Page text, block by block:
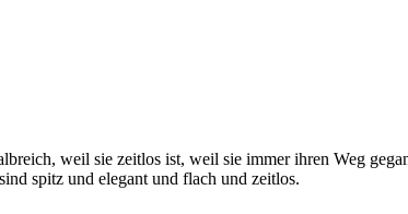
weil sie zeitlos ist, weil sie immer ihren Weg
spitz und elegant und flach und zeitlos.